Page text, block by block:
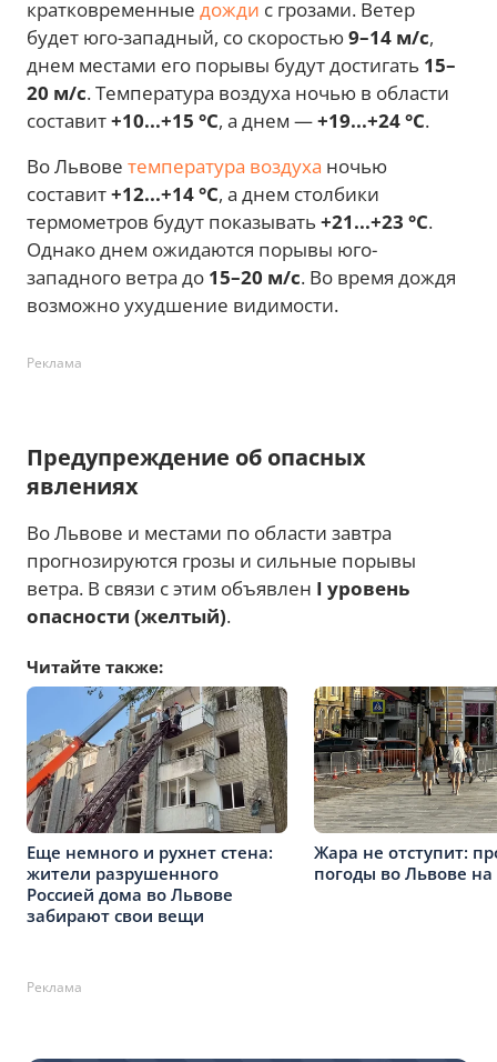
кратковременные дожди с грозами. Ветер
будет юго-западный, со скоростью9–14 м/с,
днем местами его порывы будут достигать 15–
20 м/с. Температура воздуха ночью в области
составит+10...+15 °С, а днем —+19...+24 °С.
Во Львове температура воздуха ночью
составит+12...+14 °С, а днем столбики
термометров будут показывать +21...+23 °С.
Однако днем ожидаются порывы юго-
западного ветра до 15–20 м/с. Во время дождя
возможно ухудшение видимости.
Реклама
Предупреждение об опасных
явлениях
Во Львове и местами по области завтра
прогнозируются грозы и сильные порывы
ветра. В связи с этим объявлен I уровень
опасности (желтый).
Читайте также:
Еще немного и рухнет стена:
жители разрушенного
Россией дома во Львове
забирают свои вещи
Жара не отступит:
погоды во Львове на
Реклама